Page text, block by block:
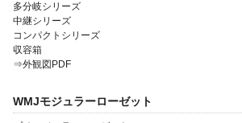
多分岐シリーズ
中継シリーズ
コンパクトシリーズ
収容箱
⇒外観図PDF
WMJモジュラーローゼット